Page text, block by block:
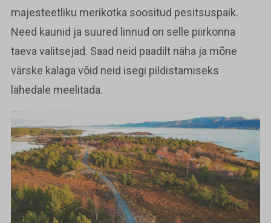
majesteetliku merikotka soositud pesitsuspaik.
Need kaunid ja suured linnud on selle piirkonna
taeva valitsejad. Saad neid paadilt näha ja mõne
värske kalaga võid neid isegi pildistamiseks
lähedale meelitada.